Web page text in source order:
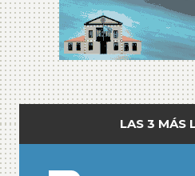
LAS 3 MÁS